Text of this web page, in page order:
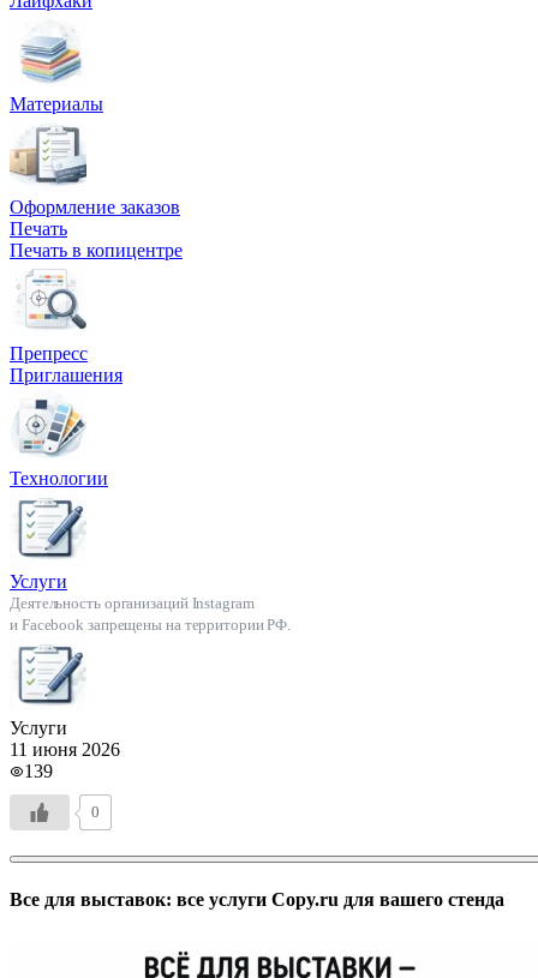
О компании
Написать директору
Арендодателям
Портфолио
Франшиза
Контакты
Материалы
Оформление заказов
Печать
Печать в копицентре
Препресс
Приглашения
Технологии
Услуги
Деятельность организаций Instagram
и Facebook запрещены на территории РФ.
Услуги
11 июня 2026
139
0
Все для выставок: все услуги Copy.ru для вашего стенда